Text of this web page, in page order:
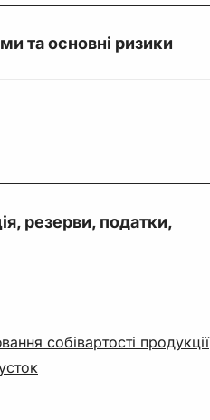
та основні ризики
резерви, податки,
собівартості продукції